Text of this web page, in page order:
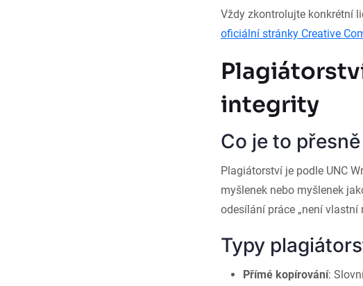
Vždy zkontrolujte konkrétní
oficiální stránky Creative
integrity
Co je to
Plagiátorství je podle UNC
myšlenek nebo myšlenek
odesílání práce „není vlastní
Typy
Přímé kopírování: